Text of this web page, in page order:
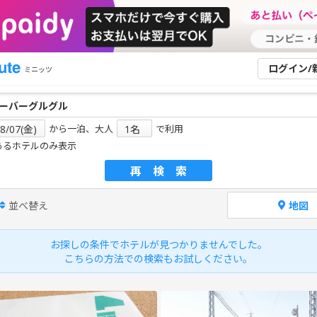
ミニッツ ログイン/
から一泊、大人
で利用
るホテルのみ表示
再検索
並べ替え 地図
お探しの条件でホテルが見つかりませんでした。
こちらの方法での検索もお試しください。